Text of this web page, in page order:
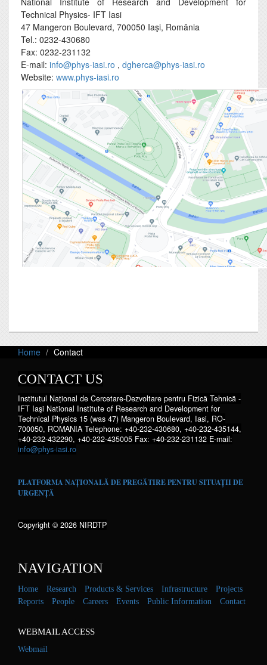
Technical Physics- IFT Iasi
47 Mangeron Boulevard, 700050 Iaşi, România
Tel.: 0232-430680
Fax: 0232-231132
E-mail: info@phys-iasi.ro , dgherca@phys-iasi.ro
Website: www.phys-iasi.ro
Home Contact
CONTACT US
Institutul Național de Cercetare-Dezvoltare pentru Fizică Tehnică -
IFT Iaşi National Institute of Research and Development for
Technical Physics 15 (was 47) Mangeron Boulevard, Iasi, RO-
700050, ROMANIA Telephone: +40-232-430680, +40-232-435144,
+40-232-432290, +40-232-435005 Fax: +40-232-231132 E-mail:
info@phys-iasi.ro
PLATFORMA NAȚIONALĂ DE PREGĂTIRE PENTRU SITUAȚII DE
URGENȚĂ
Copyright © 2026 NIRDTP
NAVIGATION
Home Research Products & Services Infrastructure
Projects
Reports
People Careers Events Public Information Contact
WEBMAIL ACCESS
Webmail